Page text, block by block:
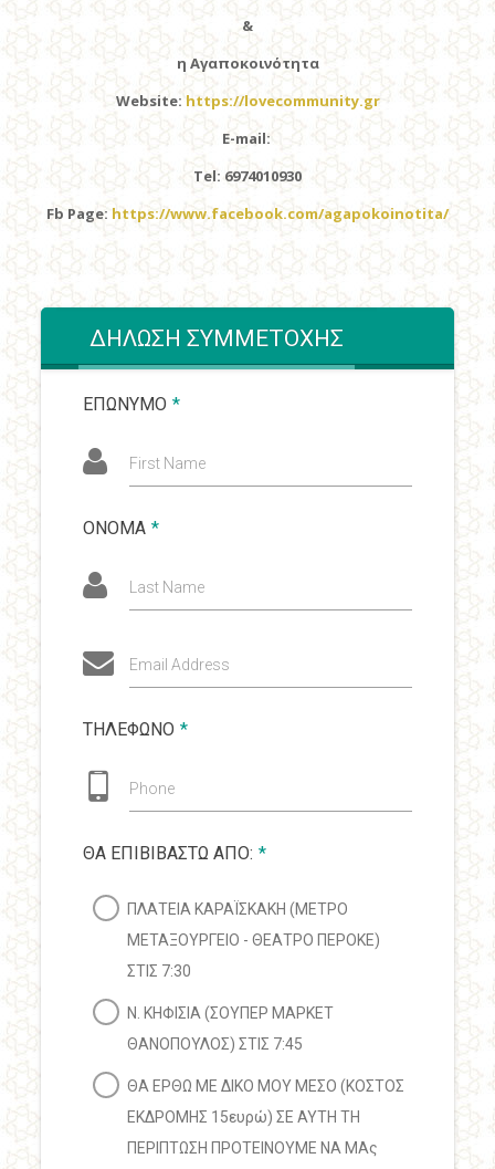
&
η Αγαποκοινότητα
Website: https://lovecommunity.gr
E-mail:
Tel: 6974010930
Fb Page: https://www.facebook.com/agapokoinotita/
ΔΗΛΩΣΗ ΣΥΜΜΕΤΟΧΗΣ
ΕΠΩΝΥΜΟ *
First Name
ΟΝΟΜΑ *
Last Name
Email Address
ΤΗΛΕΦΩΝΟ *
Phone
ΘΑ ΕΠΙΒΙΒΑΣΤΩ ΑΠΟ: *
ΠΛΑΤΕΙΑ ΚΑΡΑΪΣΚΑΚΗ (ΜΕΤΡΟ
ΜΕΤΑΞΟΥΡΓΕΙΟ - ΘΕΑΤΡΟ ΠΕΡΟΚΕ)
ΣΤΙΣ 7:30
Ν. ΚΗΦΙΣΙΑ (ΣΟΥΠΕΡ ΜΑΡΚΕΤ
ΘΑΝΟΠΟΥΛΟΣ) ΣΤΙΣ 7:45
ΘΑ ΕΡΘΩ ΜΕ ΔΙΚΟ ΜΟΥ ΜΕΣΟ (ΚΟΣΤΟΣ
ΕΚΔΡΟΜΗΣ 15ευρώ) ΣΕ ΑΥΤΗ ΤΗ
ΠΕΡΙΠΤΩΣΗ ΠΡΟΤΕΙΝΟΥΜΕ ΝΑ ΜΑς